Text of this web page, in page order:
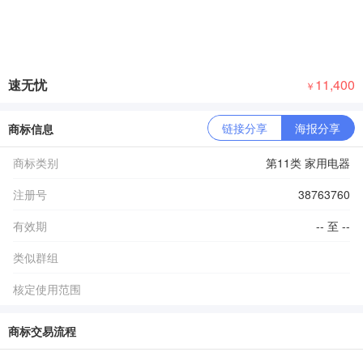
速无忧 ￥ 11,400
商标信息 链接分享 海报分享
商标类别
第11类 家用电器
注册号
38763760
有效期
-- 至 --
类似群组
核定使用范围
商标交易流程